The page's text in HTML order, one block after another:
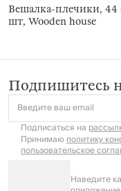
Вешалка-плечики, 44
шт, Wooden house
Подпишитесь
Введите ваш email
Подписаться на
Принимаюполитику
пользовательское
Наведите